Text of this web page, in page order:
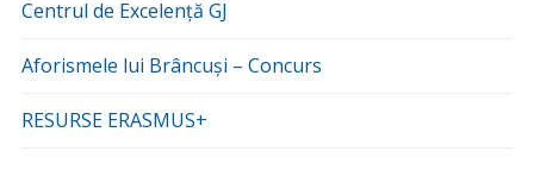
Centrul de Excelență GJ
Aforismele lui Brâncuși – Concurs
RESURSE ERASMUS+